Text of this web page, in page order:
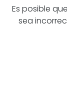
Es posible
sea